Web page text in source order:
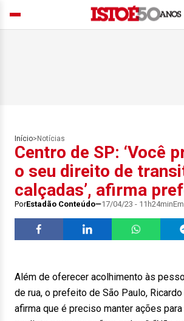
Início> Notícias
Centro de SP: ‘Você
o seu direito de
calçadas’, afirma
PorEstadão Conteúdo 17/04/23 - 11h24minEm
Além de oferecer acolhimento às
de rua, o prefeito de São Paulo,
afirma que é preciso manter ações